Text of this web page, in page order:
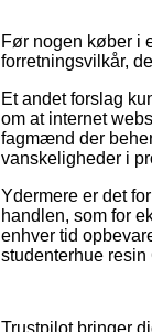
Før nogen køber i
forretningsvilkår,
Et andet forslag
om at internet
fagmænd der
vanskeligheder i
Ydermere er det
handlen, som for
enhver tid
studenterhue
Trustpilot bringer